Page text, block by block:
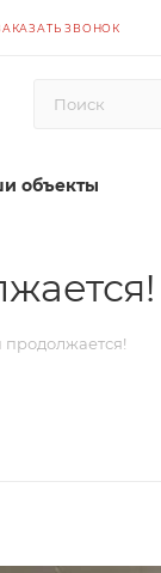
ЗВОНОК
объекты